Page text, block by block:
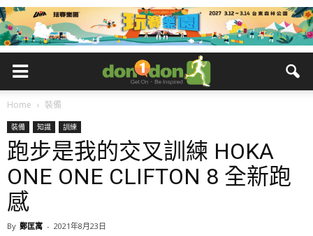
Home 裝備
裝備 知識 訓練
跑步是我的交叉訓練 HOKA
ONE ONE CLIFTON 8 全新跑
感
By 鄭匡寓 - 2021年8月23日